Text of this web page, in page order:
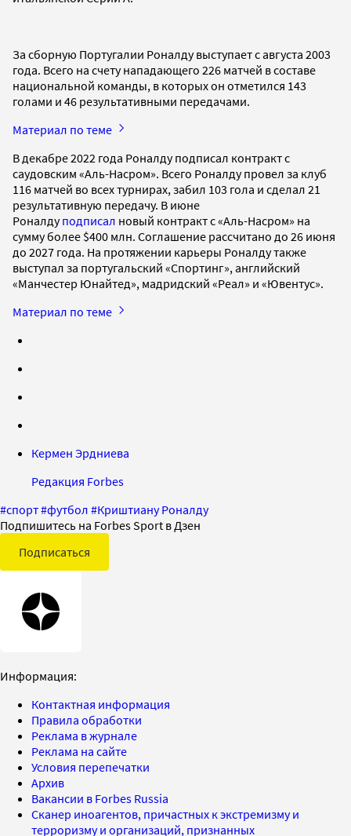
За сборную Португалии Роналду выступает с августа 2003
года. Всего на счету нападающего 226 матчей в составе
национальной команды, в которых он отметился 143
голами и 46 результативными передачами.
Материал по теме
В декабре 2022 года Роналду подписал контракт с
саудовским «Аль-Насром». Всего Роналду провел за клуб
116 матчей во всех турнирах, забил 103 гола и сделал 21
результативную передачу. В июне
Роналдуподписал новый контракт с «Аль-Насром» на
сумму более $400 млн. Соглашение рассчитано до 26 июня
до 2027 года. На протяжении карьеры Роналду также
выступал за португальский «Спортинг», английский
«Манчестер Юнайтед», мадридский «Реал» и «Ювентус».
Материал по теме
Кермен Эрдниева
Редакция Forbes
#спорт#футбол #Криштиану Роналду
Подпишитесь на Forbes Sport в Дзен
Подписаться
Информация:
Контактная информация
Правила обработки
Реклама в журнале
Реклама на сайте
Условия перепечатки
Архив
Вакансии в Forbes Russia
Сканер иноагентов, причастных к экстремизму и
терроризму и организаций, признанных